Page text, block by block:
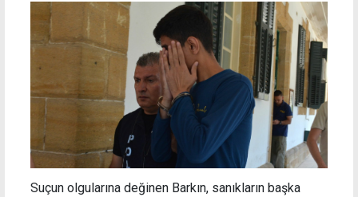
Suçun olgularına değinen Barkın, sanıkların başka